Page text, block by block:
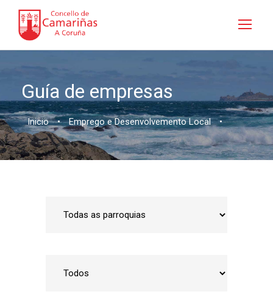
Guía de empresas
Inicio • Emprego e Desenvolvemento Local •